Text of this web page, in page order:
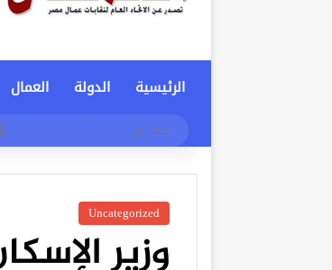
الرئيسية الدولة العمال
Uncategorized
وزير